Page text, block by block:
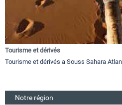
Tourisme et dérivés
Tourisme et dérivés a Souss Sahara
Notre région